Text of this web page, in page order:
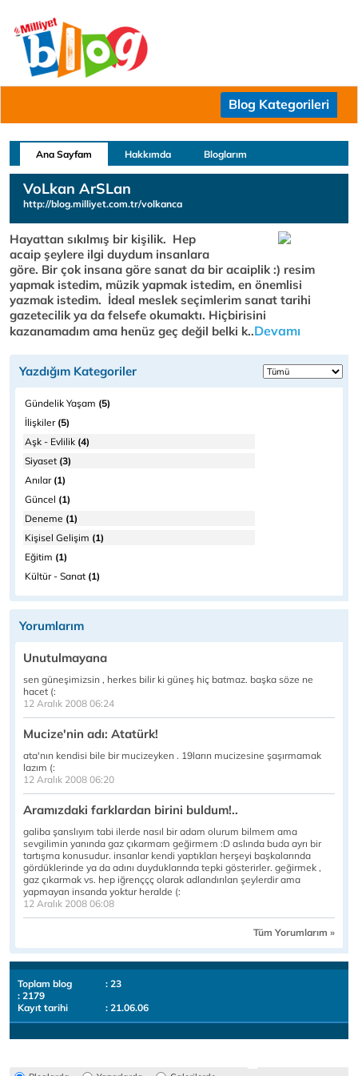
Blog Kategorileri
Ana Sayfam Hakkımda Bloglarım
VoLkan ArSLan
http://blog.milliyet.com.tr/volkanca
Hayattan sıkılmış bir kişilik. Hep
acaip şeylere ilgi duydum insanlara
göre. Bir çok insana göre sanat da bir acaiplik :) resim
yapmak istedim, müzik yapmak istedim, en önemlisi
yazmak istedim. İdeal meslek seçimlerim sanat tarihi
gazetecilik ya da felsefe okumaktı. Hiçbirisini
kazanamadım ama henüz geç değil belki k..Devamı
Yazdığım Kategoriler
Gündelik Yaşam (5)
İlişkiler(5)
Aşk - Evlilik (4)
Siyaset (3)
Anılar(1)
Güncel (1)
Deneme (1)
Kişisel Gelişim (1)
Eğitim (1)
Kültür - Sanat (1)
Yorumlarım
Unutulmayana
sen güneşimizsin , herkes bilir ki güneş hiç batmaz. başka söze ne
hacet (:
12 Aralık 2008 06:24
Mucize'nin adı: Atatürk!
ata'nın kendisi bile bir mucizeyken . 19ların mucizesine şaşırmamak
lazım (:
12 Aralık 2008 06:20
Aramızdaki farklardan birini buldum!..
galiba şanslıyım tabi ilerde nasıl bir adam olurum bilmem ama
sevgilimin yanında gaz çıkarmam geğirmem :D aslında buda ayrı bir
tartışma konusudur. insanlar kendi yaptıkları herşeyi başkalarında
gördüklerinde ya da adını duyduklarında tepki gösterirler. geğirmek ,
gaz çıkarmak vs. hep iğrenççç olarak adlandırılan şeylerdir ama
yapmayan insanda yoktur heralde (:
12 Aralık 2008 06:08
Tüm Yorumlarım »
Toplam blog
: 23
: 2179
Kayıt tarihi
: 21.06.06